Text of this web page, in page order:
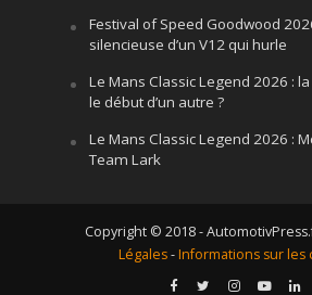
Festival of Speed Goodwood
silencieuse d’un V12 qui hurle
Le Mans Classic Legend 2026 :
le début d’un autre ?
Le Mans Classic Legend 2026 :
Team Lark
Copyright © 2018 -
Légales-Informations sur les